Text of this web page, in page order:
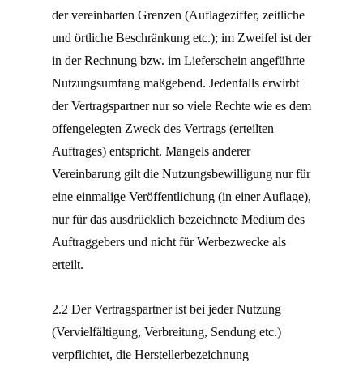
der vereinbarten Grenzen (Auflageziffer, zeitliche
und örtliche Beschränkung etc.); im Zweifel ist der
in der Rechnung bzw. im Lieferschein angeführte
Nutzungsumfang maßgebend. Jedenfalls erwirbt
der Vertragspartner nur so viele Rechte wie es dem
offengelegten Zweck des Vertrags (erteilten
Auftrages) entspricht. Mangels anderer
Vereinbarung gilt die Nutzungsbewilligung nur für
eine einmalige Veröffentlichung (in einer Auflage),
nur für das ausdrücklich bezeichnete Medium des
Auftraggebers und nicht für Werbezwecke als
erteilt.
2.2 Der Vertragspartner ist bei jeder Nutzung
(Vervielfältigung, Verbreitung, Sendung etc.)
verpflichtet, die Herstellerbezeichnung